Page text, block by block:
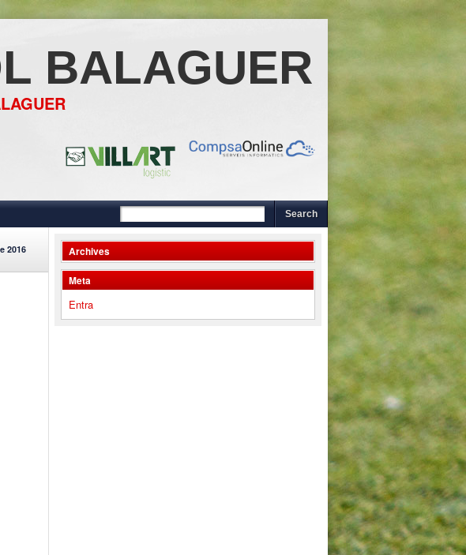
BALAGUER
2016 Archives
Meta
Entra